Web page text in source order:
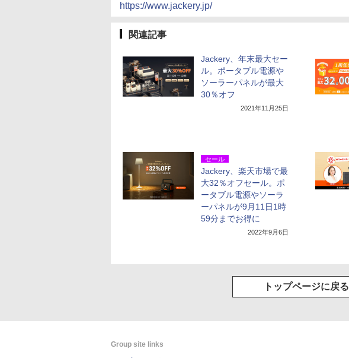
https://www.jackery.jp/
関連記事
Jackery、年末最大セー
ル。ポータブル電源や
ソーラーパネルが最大
30％オフ
2021年11月25日
セール
Jackery、楽天市場で最
大32％オフセール。ポ
ータブル電源やソーラ
ーパネルが9月11日1時
59分までお得に
2022年9月6日
トップページに戻る
Group site links